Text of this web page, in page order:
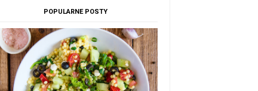
POPULARNE POSTY